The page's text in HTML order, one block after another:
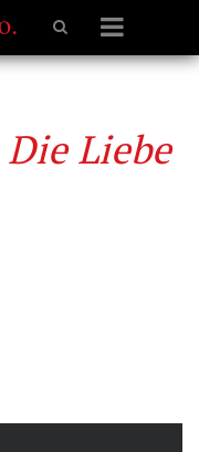
Die Liebe